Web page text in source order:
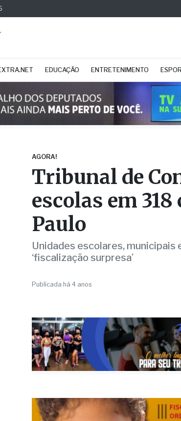
EDUCAÇÃO ENTRETENIMENTO
AGORA!
Tribunal de
escolas em 318
Paulo
‘fiscalização surpresa’
Publicada há 4 anos